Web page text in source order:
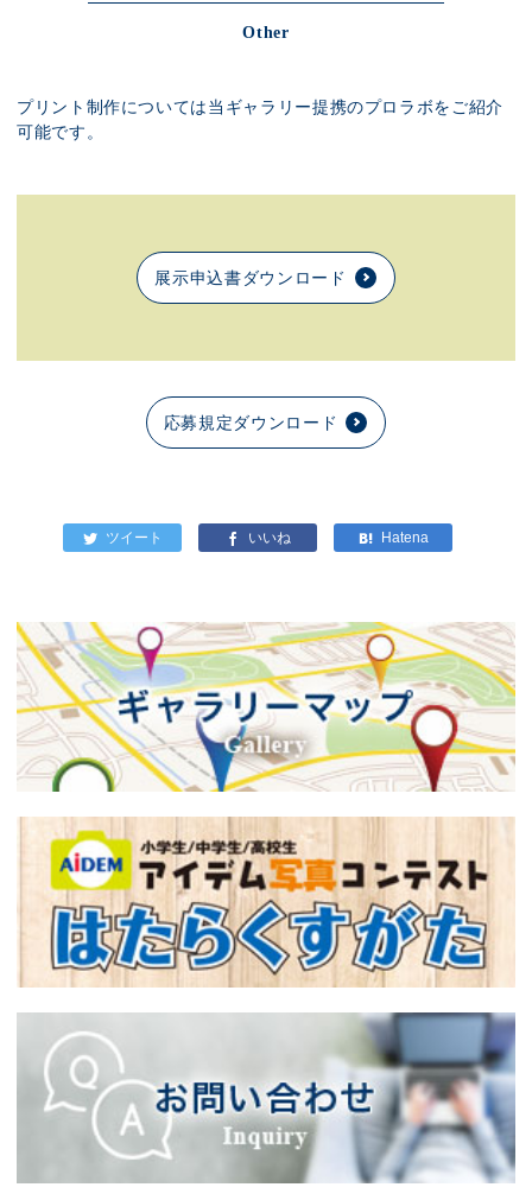
Other
プリント制作については当ギャラリー提携のプロラボをご紹介
可能です。
展示申込書ダウンロード
応募規定ダウンロード